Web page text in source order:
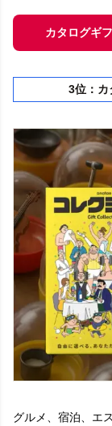
カタログギ
3位：
グルメ、宿泊、エ